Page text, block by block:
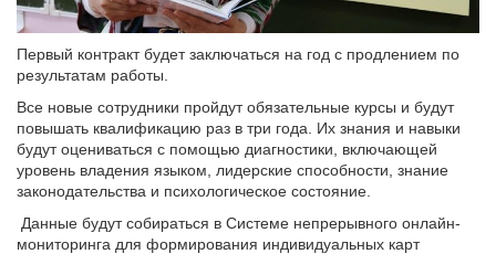
Первый контракт будет заключаться на год с продлением по
результатам работы.
Все новые сотрудники пройдут обязательные курсы и будут
повышать квалификацию раз в три года. Их знания и навыки
будут оцениваться с помощью диагностики, включающей
уровень владения языком, лидерские способности, знание
законодательства и психологическое состояние.
Данные будут собираться в Системе непрерывного онлайн-
мониторинга для формирования индивидуальных карт